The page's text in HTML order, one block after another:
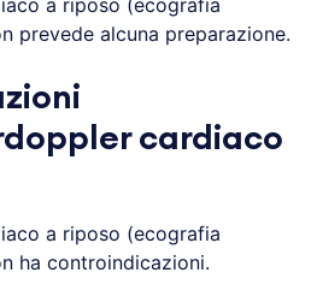
prevede alcuna preparazione.
cardiaco
a riposo (ecografia
ha controindicazioni.